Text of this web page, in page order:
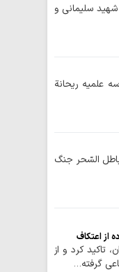
شهید سلیمانی و
علمیه ریحانة
السّحر جنگ
از اعتکاف
تاکید کرد و از
گرفته…